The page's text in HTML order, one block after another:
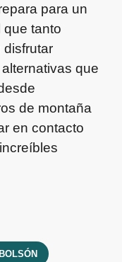
para un
que tanto
disfrutar
que
de montaña
en contacto